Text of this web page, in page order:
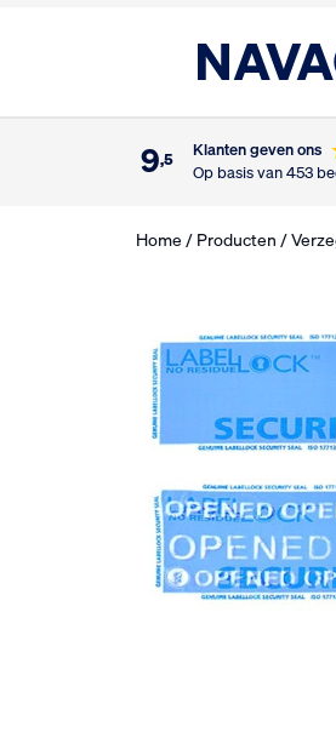
9,5
Klanten geven ons
Op basis van 453
Home/Producten/